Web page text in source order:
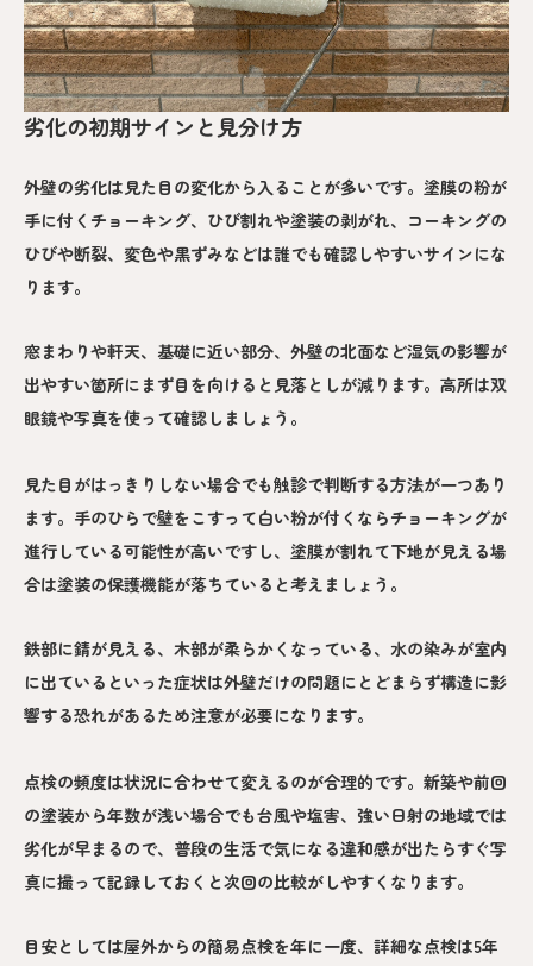
劣化の初期サインと見分け方
外壁の劣化は見た目の変化から入ることが多いです。塗膜の粉が
手に付くチョーキング、ひび割れや塗装の剥がれ、コーキングの
ひびや断裂、変色や黒ずみなどは誰でも確認しやすいサインにな
ります。
窓まわりや軒天、基礎に近い部分、外壁の北面など湿気の影響が
出やすい箇所にまず目を向けると見落としが減ります。高所は双
眼鏡や写真を使って確認しましょう。
見た目がはっきりしない場合でも触診で判断する方法が一つあり
ます。手のひらで壁をこすって白い粉が付くならチョーキングが
進行している可能性が高いですし、塗膜が割れて下地が見える場
合は塗装の保護機能が落ちていると考えましょう。
鉄部に錆が見える、木部が柔らかくなっている、水の染みが室内
に出ているといった症状は外壁だけの問題にとどまらず構造に影
響する恐れがあるため注意が必要になります。
点検の頻度は状況に合わせて変えるのが合理的です。新築や前回
の塗装から年数が浅い場合でも台風や塩害、強い日射の地域では
劣化が早まるので、普段の生活で気になる違和感が出たらすぐ写
真に撮って記録しておくと次回の比較がしやすくなります。
目安としては屋外からの簡易点検を年に一度、詳細な点検は5年